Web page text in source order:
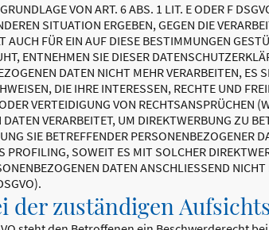
VON ART. 6 ABS. 1 LIT. E ODER F
SITUATION ERGEBEN, GEGEN DIE
AUCH FÜR EIN AUF DIESE BESTIMMUNGEN
ENTNEHMEN SIE DIESER
DATEN NICHT MEHR VERARBEITEN,
DIE IHRE INTERESSEN, RECHTE UND
VERTEIDIGUNG VON RECHTSANSPRÜCHEN
VERARBEITET, UM DIREKTWERBUNG ZU
SIE BETREFFENDER PERSONENBEZOGENER
PROFILING, SOWEIT ES MIT SOLCHER
DATEN ANSCHLIESSEND
der zuständigen